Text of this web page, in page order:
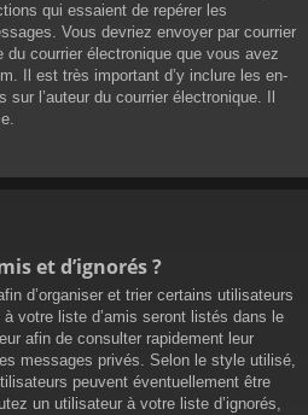
qui essaient de repérer les
Vous devriez envoyer par courrier
courrier électronique que vous avez
Il est très important d’y inclure les en-
l’auteur du courrier électronique. Il
et d’ignorés ?
d’organiser et trier certains utilisateurs
votre liste d’amis seront listés dans le
afin de consulter rapidement leur
messages privés. Selon le style utilisé,
peuvent éventuellement être
un utilisateur à votre liste d’ignorés,